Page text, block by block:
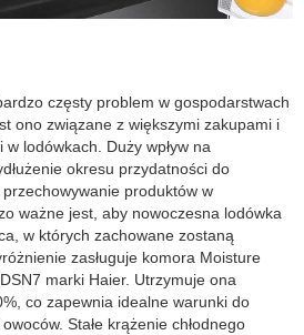
częsty problem w gospodarstwach
ono związane z większymi zakupami i
lodówkach. Duży wpływ na
okresu przydatności do
produktów w
ważne jest, aby nowoczesna lodówka
w których zachowane zostaną
zasługuje komora Moisture
marki Haier. Utrzymuje ona
co zapewnia idealne warunki do
Stałe krążenie chłodnego